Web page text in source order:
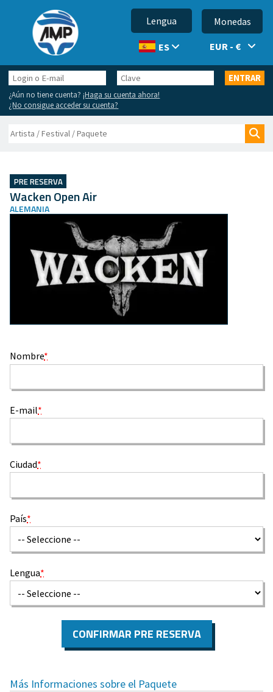
Lengua
ES
Monedas
EUR - €
Login
o
E-
mail
Clave ENTRAR
¿Aún no tiene cuenta?¡Haga su cuenta ahora!
¿No consigue acceder su cuenta?
Buscar
PRE RESERVA
Wacken Open Air
ALEMANIA
Nombre*
E-mail*
Ciudad*
País*
Lengua*
CONFIRMAR PRE RESERVA
Más Informaciones sobre el Paquete